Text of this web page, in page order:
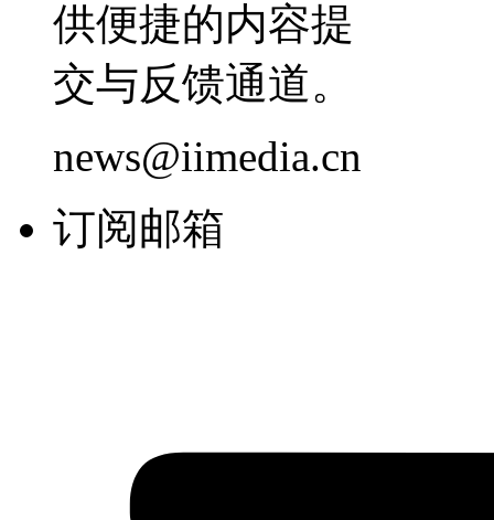
供便捷的内容提
交与反馈通道。
news@iimedia.cn
订阅邮箱